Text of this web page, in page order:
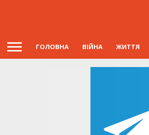
ГОЛОВНА ВІЙНА ЖИТТЯ